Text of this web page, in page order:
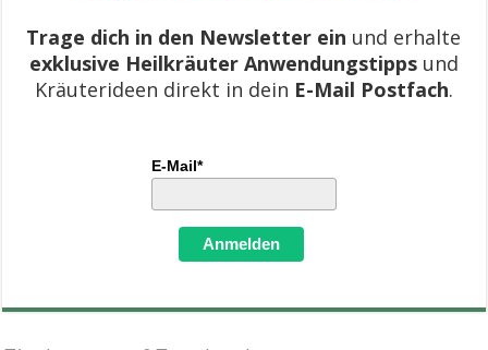
Trage dich in den Newsletter ein und erhalte
exklusive Heilkräuter Anwendungstippsund
Kräuterideen direkt in dein E-Mail Postfach.
E-Mail*
Anmelden